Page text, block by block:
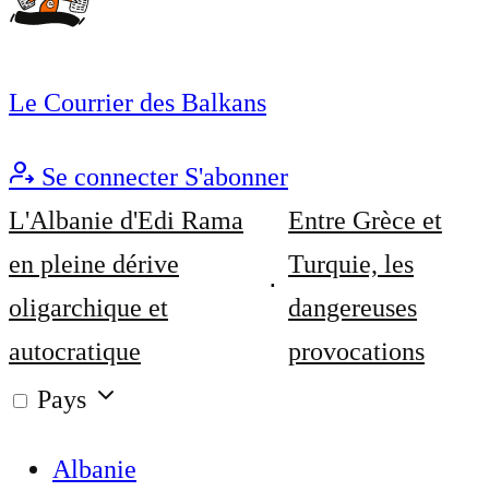
Le Courrier des Balkans
Se connecter S'abonner
L'Albanie d'Edi Rama
en pleine dérive
oligarchique et
autocratique
Entre Grèce et
Turquie, les
dangereuses
provocations
Pays
Albanie